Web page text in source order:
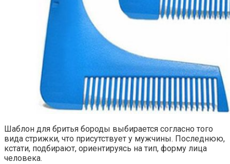
Шаблон для бритья бороды выбирается согласно того
вида стрижки, что присутствует у мужчины. Последнюю,
кстати, подбирают, ориентируясь на тип, форму лица
человека.